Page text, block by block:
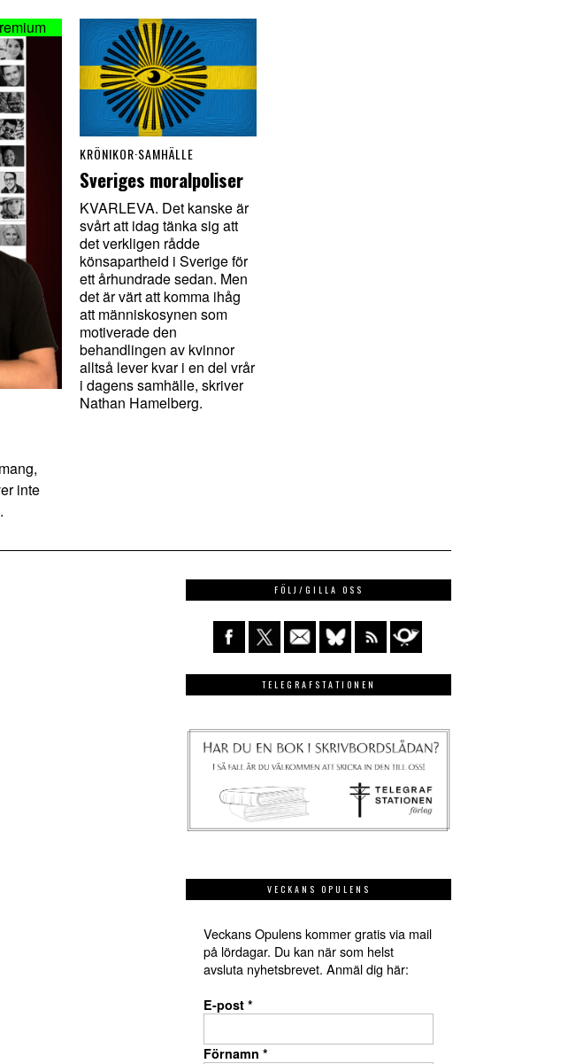
inte
KRÖNIKOR·SAMHÄLLE
Sveriges moralpoliser
KVARLEVA. Det kanske är
svårt att idag tänka sig att
det verkligen rådde
könsapartheid i Sverige för
ett århundrade sedan. Men
det är värt att komma ihåg
att människosynen som
motiverade den
behandlingen av kvinnor
alltså lever kvar i en del vrår
i dagens samhälle, skriver
Nathan Hamelberg.
FÖLJ/GILLA OSS
TELEGRAFSTATIONEN
VECKANS OPULENS
Veckans Opulens kommer gratis via mail
på lördagar. Du kan när som helst
avsluta nyhetsbrevet. Anmäl dig här:
E-post *
Förnamn *